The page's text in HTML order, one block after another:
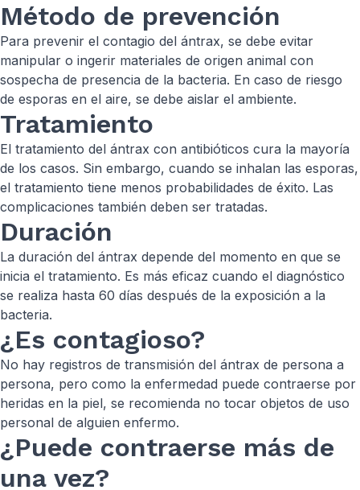
Método de prevención
Para prevenir el contagio del ántrax, se debe evitar
manipular o ingerir materiales de origen animal con
sospecha de presencia de la bacteria. En caso de riesgo
de esporas en el aire, se debe aislar el ambiente.
Tratamiento
El tratamiento del ántrax con antibióticos cura la mayoría
de los casos. Sin embargo, cuando se inhalan las esporas,
el tratamiento tiene menos probabilidades de éxito. Las
complicaciones también deben ser tratadas.
Duración
La duración del ántrax depende del momento en que se
inicia el tratamiento. Es más eficaz cuando el diagnóstico
se realiza hasta 60 días después de la exposición a la
bacteria.
¿Es contagioso?
No hay registros de transmisión del ántrax de persona a
persona, pero como la enfermedad puede contraerse por
heridas en la piel, se recomienda no tocar objetos de uso
personal de alguien enfermo.
¿Puede contraerse más de
una vez?